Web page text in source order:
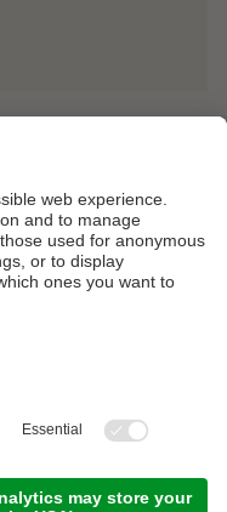
TVA IT01297610212
by